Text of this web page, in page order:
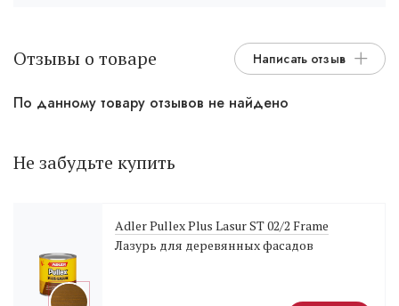
Отзывы о товаре Написать отзыв
По данному товару отзывов не найдено
Не забудьте купить
Adler Pullex Plus Lasur ST 02/2 Frame
Лазурь для деревянных фасадов